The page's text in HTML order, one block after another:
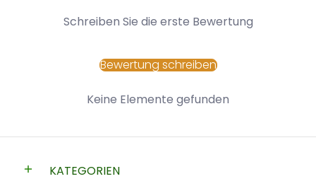
Schreiben Sie die erste Bewertung
Bewertung schreiben
Keine Elemente gefunden
KATEGORIEN